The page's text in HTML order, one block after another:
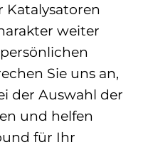
Katalysatoren
weiter
Sie uns an,
der Auswahl der
und helfen
für Ihr